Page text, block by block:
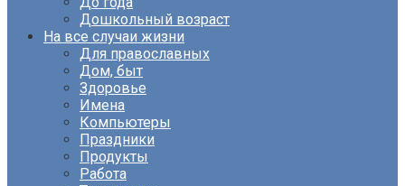
Дошкольный возраст
На все случаи жизни
Для православных
Дом, быт
Здоровье
Имена
Компьютеры
Праздники
Продукты
Работа